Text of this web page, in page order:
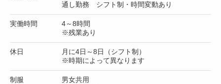
通し勤務 シフト制・時間変動あり
実働時間
4～8時間
※残業あり
休日
月に4日～8日（シフト制）
※時期によって異なります
制服
男女共用